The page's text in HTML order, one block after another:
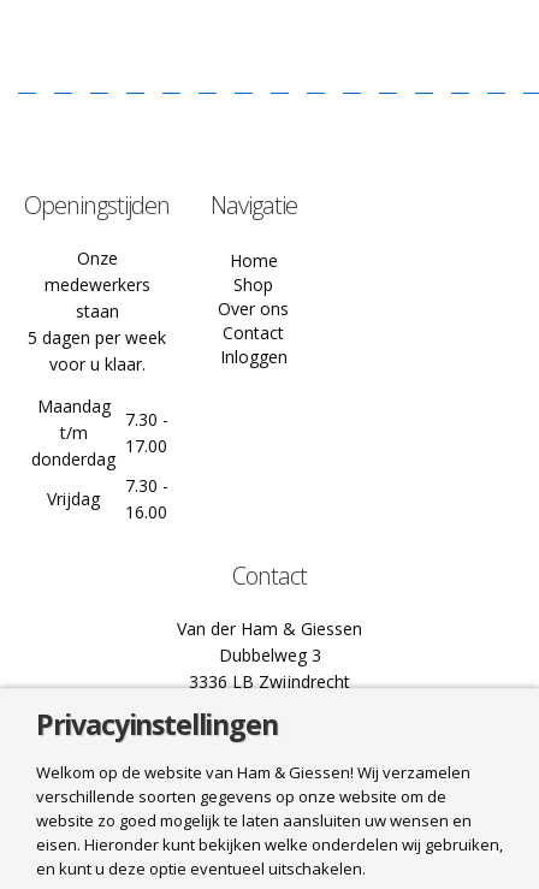
Openingstijden
Onze
medewerkers
staan
5 dagen per week
voor u klaar.
Maandag
t/m
donderdag
7.30 -
17.00
Vrijdag
7.30 -
16.00
Navigatie
Home
Shop
Over ons
Contact
Inloggen
Contact
Van der Ham & Giessen
Dubbelweg 3
3336 LB Zwijndrecht
078 61 02 444
info@hamgiessen.nl
Bel ons
Mail ons
Privacyinstellingen
Welkom op de website van Ham & Giessen! Wij verzamelen
verschillende soorten gegevens op onze website om de
website zo goed mogelijk te laten aansluiten uw wensen en
eisen. Hieronder kunt bekijken welke onderdelen wij gebruiken,
en kunt u deze optie eventueel uitschakelen.